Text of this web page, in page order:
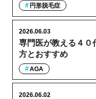
円形脱毛症
専門医が教える４０
方とおすすめ
2026.06.03
AGA
2026.06.02